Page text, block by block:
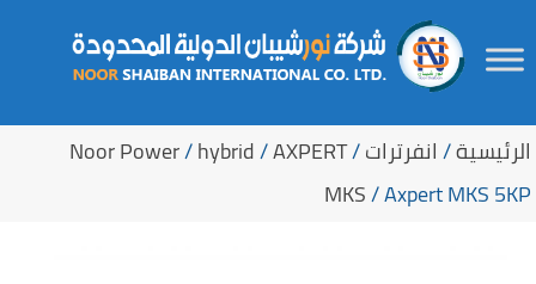
التجاوز
إلى
المحتوى
Skip
to
secondary
content
الرئيسية/انفرترات/
Noor Power/hybrid/AXPERT
MKS/ Axpert MKS 5KP